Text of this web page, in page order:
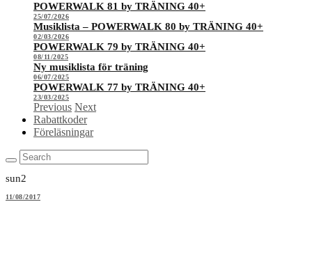
POWERWALK 81 by TRÄNING 40+
25/07/2026
Musiklista – POWERWALK 80 by TRÄNING 40+
02/03/2026
POWERWALK 79 by TRÄNING 40+
08/11/2025
Ny musiklista för träning
06/07/2025
POWERWALK 77 by TRÄNING 40+
23/03/2025
Previous Next
Rabattkoder
Föreläsningar
sun2
11/08/2017